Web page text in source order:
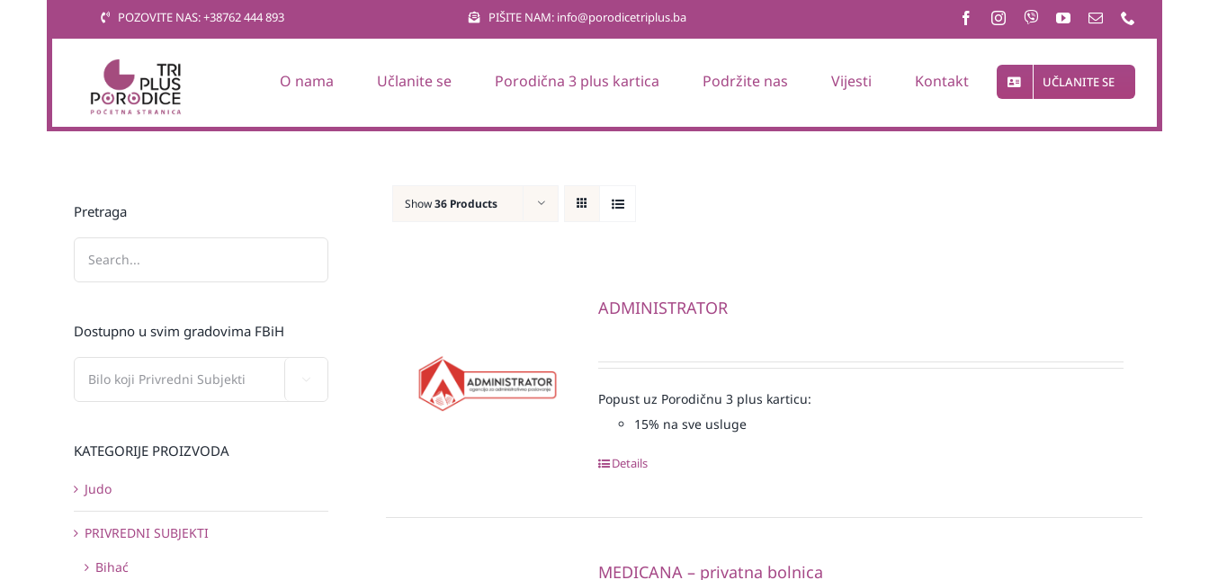
POZOVITE NAS: +38762 444 893 PIŠITE NAM: info@porodicetriplus.ba
O nama Učlanite se Porodična 3 plus kartica Podržite nas Vijesti Kontakt UČLANITE SE
Show36 Products
ADMINISTRATOR
Popust uz Porodičnu 3 plus karticu:
15% na sve usluge
Details
MEDICANA – privatna bolnica
Pretraga
Dostupno u svim gradovima FBiH
KATEGORIJE PROIZVODA
Judo
PRIVREDNI SUBJEKTI
Bihać